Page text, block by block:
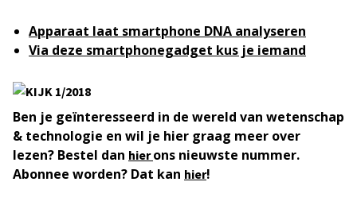
Apparaat laat smartphone DNA analyseren
Via deze smartphonegadget kus je iemand
Ben je geïnteresseerd in de wereld van wetenschap
& technologie en wil je hier graag meer over
lezen? Bestel dan hierons nieuwste nummer.
Abonnee worden? Dat kan hier!